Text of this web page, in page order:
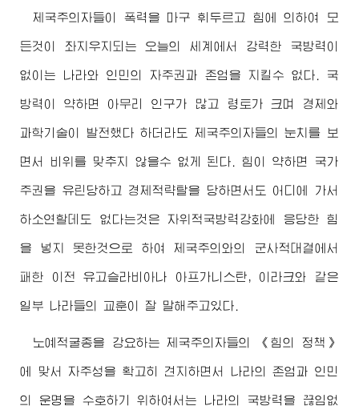
제국주의자들이 폭력을 마구 휘두르고 힘에 의하여 모
든것이 좌지우지되는 오늘의 세계에서 강력한 국방력이
없이는 나라와 인민의 자주권과 존엄을 지킬수 없다. 국
방력이 약하면 아무리 인구가 많고 령토가 크며 경제와
과학기술이 발전했다 하더라도 제국주의자들의 눈치를 보
면서 비위를 맞추지 않을수 없게 된다. 힘이 약하면 국가
주권을 유린당하고 경제적략탈을 당하면서도 어디에 가서
하소연할데도 없다는것은 자위적국방력강화에 응당한 힘
을 넣지 못한것으로 하여 제국주의와의 군사적대결에서
패한 이전 유고슬라비아나 아프가니스탄, 이라크와 같은
일부 나라들의 교훈이 잘 말해주고있다.
노예적굴종을 강요하는 제국주의자들의 《힘의 정책》
에 맞서 자주성을 확고히 견지하면서 나라의 존엄과 인민
의 운명을 수호하기 위하여서는 나라의 국방력을 끊임없